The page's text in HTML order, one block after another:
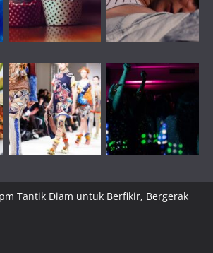
Tantik Diam untuk Berfikir, Bergerak